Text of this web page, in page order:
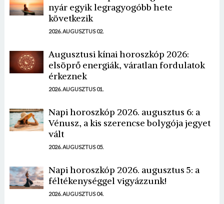
nyár egyik legragyogóbb hete
következik
2026. AUGUSZTUS 02.
Augusztusi kínai horoszkóp 2026:
elsöprő energiák, váratlan fordulatok
érkeznek
2026. AUGUSZTUS 01.
Napi horoszkóp 2026. augusztus 6: a
Vénusz, a kis szerencse bolygója jegyet
vált
2026. AUGUSZTUS 05.
Napi horoszkóp 2026. augusztus 5: a
féltékenységgel vigyázzunk!
2026. AUGUSZTUS 04.